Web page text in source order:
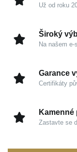
Už od roku
Široký
Na našem
Garance
Certifikáty
Zastavte se